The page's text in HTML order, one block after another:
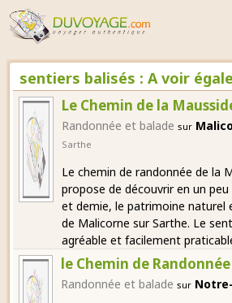
sentiers balisés : A voir
Le Chemin de la
Randonnée et balade sur
Sarthe
Le chemin de randonnée de la
propose de découvrir en un
et demie, le patrimoine naturel
de Malicorne sur Sarthe. Le
agréable et facilement
le Chemin de Randonnée
Randonnée et balade sur